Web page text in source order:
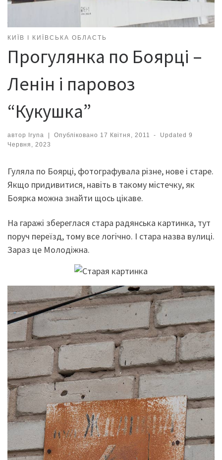
КИЇВ І КИЇВСЬКА ОБЛАСТЬ
Прогулянка по Боярці –
Ленін і паровоз
“Кукушка”
автор Iryna Опубліковано 17 Квітня, 2011 - Updated9
Червня, 2023
Гуляла по Боярці, фотографувала різне, нове і старе.
Якщо придивитися, навіть в такому містечку, як
Боярка можна знайти щось цікаве.
На гаражі збереглася стара радянська картинка, тут
поруч переїзд, тому все логічно. І стара назва вулиці.
Зараз це Молодіжна.